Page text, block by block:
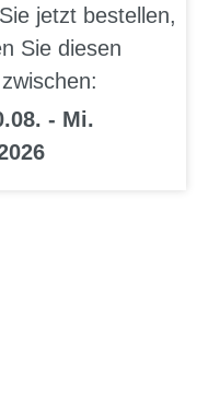
jetzt bestellen,
Sie diesen
- Mi.